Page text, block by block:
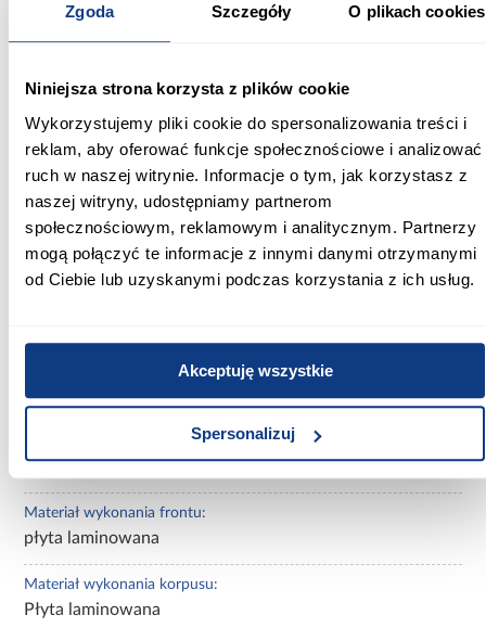
Zgoda Szczegóły O plikach cookies
Niniejsza strona korzysta z plików cookie
Wykorzystujemy pliki cookie do spersonalizowania treści i
reklam, aby oferować funkcje społecznościowe i analizować
ruch w naszej witrynie. Informacje o tym, jak korzystasz z
naszej witryny, udostępniamy partnerom
społecznościowym, reklamowym i analitycznym. Partnerzy
mogą połączyć te informacje z innymi danymi otrzymanymi
od Ciebie lub uzyskanymi podczas korzystania z ich usług.
Akceptuję wszystkie
Spersonalizuj
wyposażenia, który sprawdzi się w każdej łazience wymagającej
Informacje Informacje o produkcie
Szerokość [cm]:
35.00
Głębokość [cm]:
30.00
kaszmir
kaszmir
Materiał wykonania frontu:
płyta laminowana
Materiał wykonania korpusu:
Płyta laminowana